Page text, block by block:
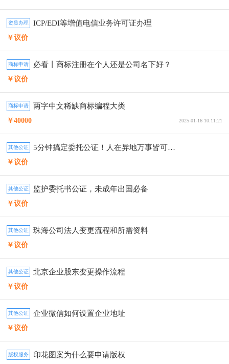
资质办理 ICP/EDI等增值电信业务许可证办理
￥议价
商标申请 必看丨商标注册在个人还是公司名下好？
￥议价
商标申请 两字中文稀缺商标编程大类
￥40000 2025-01-16 10:11:21
其他公证 5分钟搞定委托公证！人在异地万事皆可委托
￥议价
其他公证 监护委托书公证，未成年出国必备
￥议价
其他公证 珠海公司法人变更流程和所需资料
￥议价
其他公证 北京企业股东变更操作流程
￥议价
其他公证 企业微信如何设置企业地址
￥议价
版权服务 印花图案为什么要申请版权